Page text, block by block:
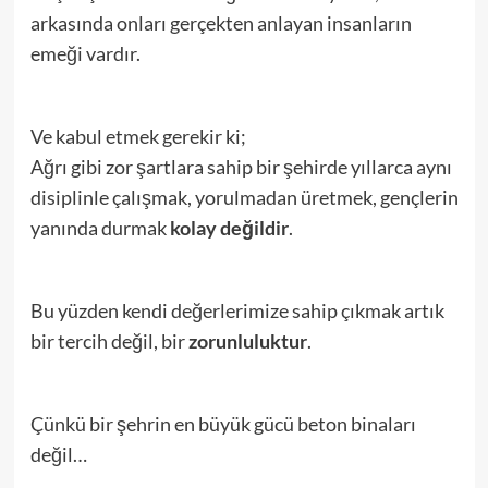
arkasında onları gerçekten anlayan insanların
emeği vardır.
Ve kabul etmek gerekir ki;
Ağrı gibi zor şartlara sahip bir şehirde yıllarca aynı
disiplinle çalışmak, yorulmadan üretmek, gençlerin
yanında durmakkolay değildir.
Bu yüzden kendi değerlerimize sahip çıkmak artık
bir tercih değil, birzorunluluktur.
Çünkü bir şehrin en büyük gücü beton binaları
değil…